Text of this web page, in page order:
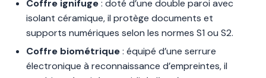
Coffre ignifuge: doté d’une double paroi avec
isolant céramique, il protège documents et
supports numériques selon les normes S1 ou S2.
Coffre biométrique: équipé d’une serrure
électronique à reconnaissance d’empreintes, il